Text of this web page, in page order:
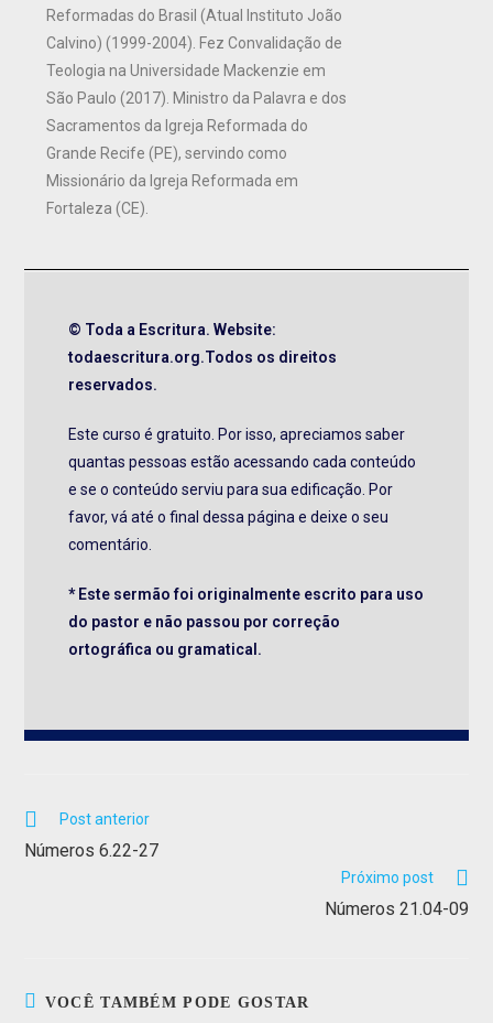
Reformadas do Brasil (Atual Instituto João
Calvino) (1999-2004). Fez Convalidação de
Teologia na Universidade Mackenzie em
São Paulo (2017). Ministro da Palavra e dos
Sacramentos da Igreja Reformada do
Grande Recife (PE), servindo como
Missionário da Igreja Reformada em
Fortaleza (CE).
© Toda a Escritura. Website:
todaescritura.org.Todos os direitos
reservados.
Este curso é gratuito. Por isso, apreciamos saber
quantas pessoas estão acessando cada conteúdo
e se o conteúdo serviu para sua edificação. Por
favor, vá até o final dessa página e deixe o seu
comentário.
* Este sermão foi originalmente escrito para uso
do pastor e não passou por correção
ortográfica ou gramatical.
Post anterior
Números 6.22-27
Próximo post
Números 21.04-09
VOCÊ TAMBÉM PODE GOSTAR